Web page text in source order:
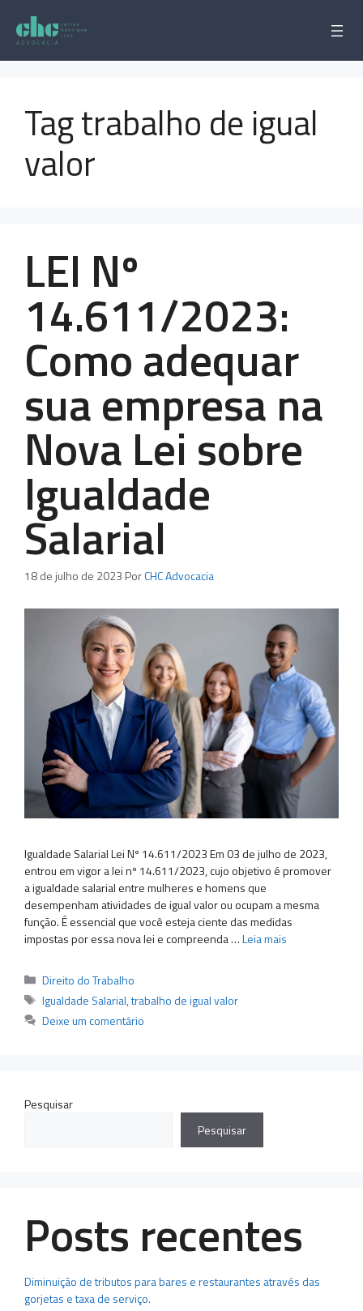
para
conteúdo
Tag trabalho de igual
valor
LEI Nº
14.611/2023:
Como adequar
sua empresa na
Nova Lei sobre
Igualdade
Salarial
18 de julho de 2023 PorCHC Advocacia
Igualdade Salarial Lei Nº 14.611/2023 Em 03 de julho de 2023,
entrou em vigor a lei nº 14.611/2023, cujo objetivo é promover
a igualdade salarial entre mulheres e homens que
desempenham atividades de igual valor ou ocupam a mesma
função. É essencial que você esteja ciente das medidas
impostas por essa nova lei e compreenda …Leia mais
Categorias
Direito do Trabalho
Tags
Igualdade Salarial,trabalho de igual valor
Deixe um comentário
Pesquisar
Pesquisar
Posts recentes
Diminuição de tributos para bares e restaurantes através das
gorjetas e taxa de serviço.